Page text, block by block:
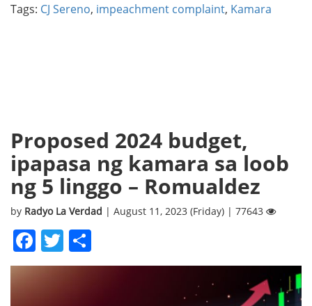
Tags: CJ Sereno, impeachment complaint, Kamara
Proposed 2024 budget,
ipapasa ng kamara sa loob
ng 5 linggo – Romualdez
by Radyo La Verdad | August 11, 2023 (Friday) | 77643
Facebook
Twitter